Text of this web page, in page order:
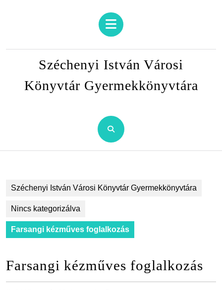
Button
Széchenyi István Városi
Könyvtár Gyermekkönyvtára
Széchenyi István Városi Könyvtár Gyermekkönyvtára
Nincs kategorizálva
Farsangi kézműves foglalkozás
Farsangi kézműves foglalkozás